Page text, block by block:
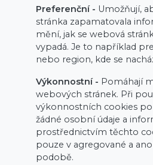
Preferenční - Umožňují,
stránka zapamatovala
mění, jak se webová
vypadá. Je to například
nebo region, kde se
Výkonnostní - Pomáhají
webových stránek. Při
výkonnostních cookies
žádné osobní údaje a
prostřednictvím těchto
pouze v agregované a
podobě.